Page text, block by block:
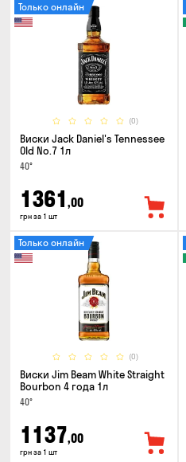
(0)
Только онлайн
Виски Jack Daniel's Tennessee
Old No.7 1л
40°
1361 ,00
грн за 1 шт
(0)
Только онлайн
Виски Jim Beam White Straight
Bourbon 4 года 1л
40°
1137,00
грн за 1 шт